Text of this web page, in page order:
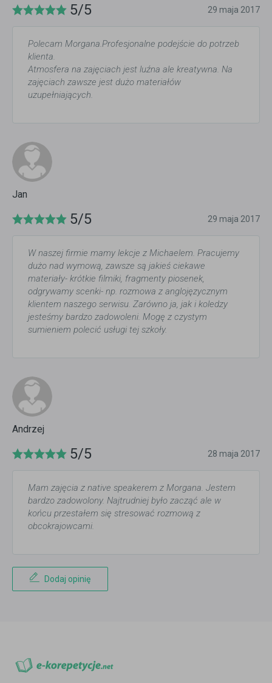
5/5 29 maja 2017
Polecam Morgana.Profesjonalne podejście do potrzeb
klienta.
Atmosfera na zajęciach jest luźna ale kreatywna. Na
zajęciach zawsze jest dużo materiałów
uzupełniających.
Jan
5/5 29 maja 2017
W naszej firmie mamy lekcje z Michaelem. Pracujemy
dużo nad wymową, zawsze są jakieś ciekawe
materiały- krótkie filmiki, fragmenty piosenek,
odgrywamy scenki- np. rozmowa z anglojęzycznym
klientem naszego serwisu. Zarówno ja, jak i koledzy
jesteśmy bardzo zadowoleni. Mogę z czystym
sumieniem polecić usługi tej szkoły.
Andrzej
5/5 28 maja 2017
Mam zajęcia z native speakerem z Morgana. Jestem
bardzo zadowolony. Najtrudniej było zacząć ale w
końcu przestałem się stresować rozmową z
obcokrajowcami.
Dodaj opinię